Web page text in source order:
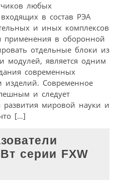
любых
в состав РЭА
и иных комплексов
применения в оборонной
отдельные блоки из
модулей, является одним
современных
изделий. Современное
и следует
мировой науки и
[…]
серии FXW